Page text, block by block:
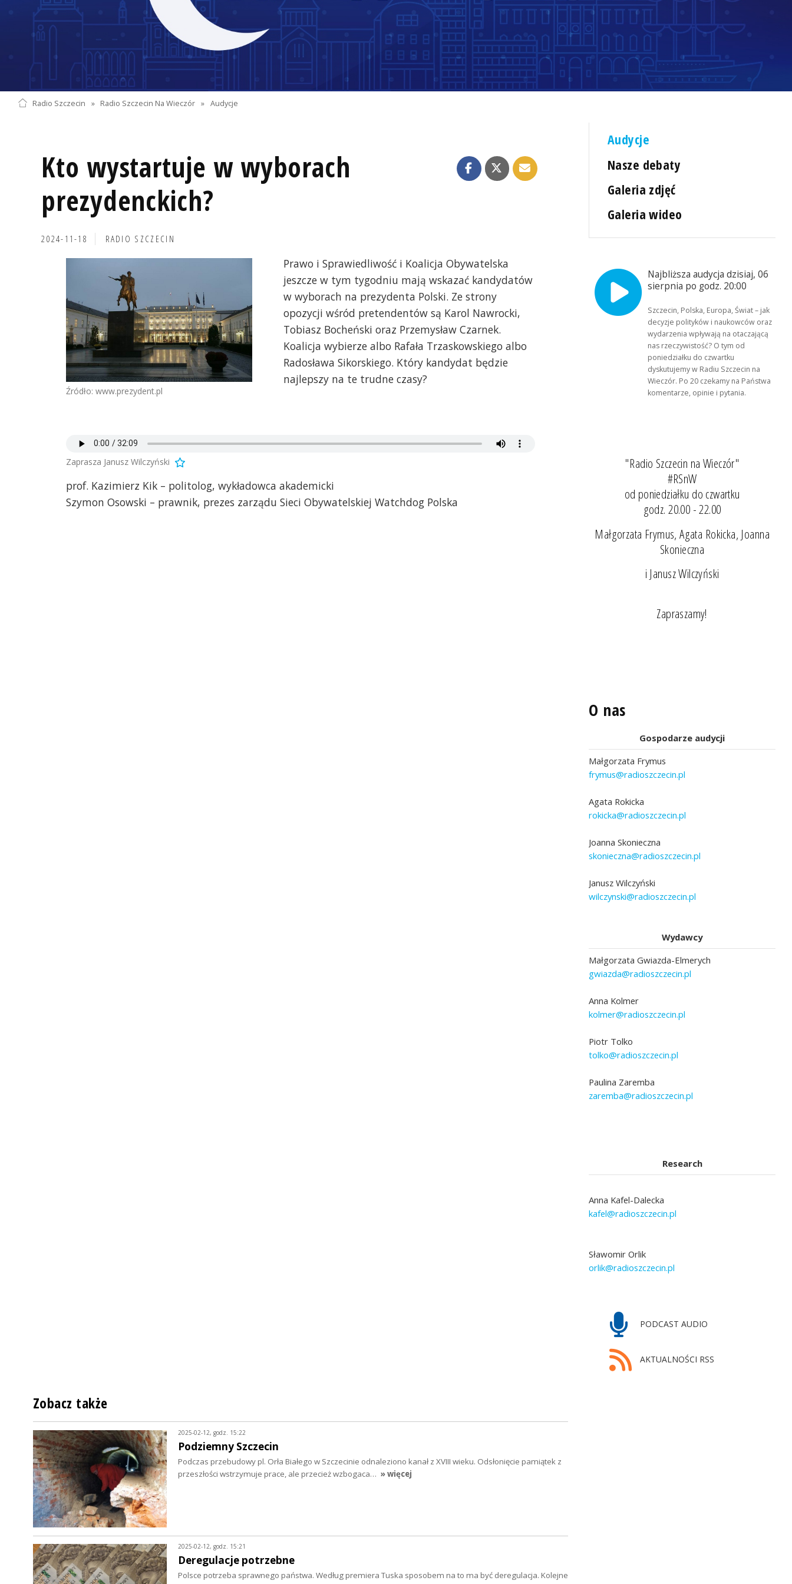
Radio Szczecin » Radio Szczecin Na Wieczór » Audycje
Kto wystartuje w wyborach
prezydenckich?
2024-11-18 RADIO SZCZECIN
Źródło: www.prezydent.pl
Prawo i Sprawiedliwość i Koalicja Obywatelska
jeszcze w tym tygodniu mają wskazać kandydatów
w wyborach na prezydenta Polski. Ze strony
opozycji wśród pretendentów są Karol Nawrocki,
Tobiasz Bocheński oraz Przemysław Czarnek.
Koalicja wybierze albo Rafała Trzaskowskiego albo
Radosława Sikorskiego. Który kandydat będzie
najlepszy na te trudne czasy?
Zaprasza Janusz Wilczyński
prof. Kazimierz Kik – politolog, wykładowca akademicki
Szymon Osowski – prawnik, prezes zarządu Sieci Obywatelskiej Watchdog Polska
Audycje
Nasze debaty
Galeria zdjęć
Galeria wideo
Najbliższa audycja dzisiaj, 06
sierpnia po godz. 20:00
Szczecin, Polska, Europa, Świat – jak
decyzje polityków i naukowców oraz
wydarzenia wpływają na otaczającą
nas rzeczywistość? O tym od
poniedziałku do czwartku
dyskutujemy w Radiu Szczecin na
Wieczór. Po 20 czekamy na Państwa
komentarze, opinie i pytania.
"Radio Szczecin na Wieczór"
#RSnW
od poniedziałku do czwartku
godz. 20.00 - 22.00
Małgorzata Frymus, Agata Rokicka, Joanna
Skonieczna
i Janusz Wilczyński
Zapraszamy!
O nas
Gospodarze audycji
Małgorzata Frymus
frymus@radioszczecin.pl
Agata Rokicka
rokicka@radioszczecin.pl
Joanna Skonieczna
skonieczna@radioszczecin.pl
Janusz Wilczyński
wilczynski@radioszczecin.pl
Wydawcy
Małgorzata Gwiazda-Elmerych
gwiazda@radioszczecin.pl
Anna Kolmer
kolmer@radioszczecin.pl
Piotr Tolko
tolko@radioszczecin.pl
Paulina Zaremba
zaremba@radioszczecin.pl
Research
Anna Kafel-Dalecka
kafel@radioszczecin.pl
Sławomir Orlik
orlik@radioszczecin.pl
PODCAST AUDIO
AKTUALNOŚCI RSS
Zobacz także
2025-02-12, godz. 15:22
Podziemny Szczecin
Podczas przebudowy pl. Orła Białego w Szczecinie odnaleziono kanał z XVIII wieku. Odsłonięcie pamiątek z
przeszłości wstrzymuje prace, ale przecież wzbogaca… » więcej
2025-02-12, godz. 15:21
Deregulacje potrzebne
Polsce potrzeba sprawnego państwa. Według premiera Tuska sposobem na to ma być deregulacja. Kolejne